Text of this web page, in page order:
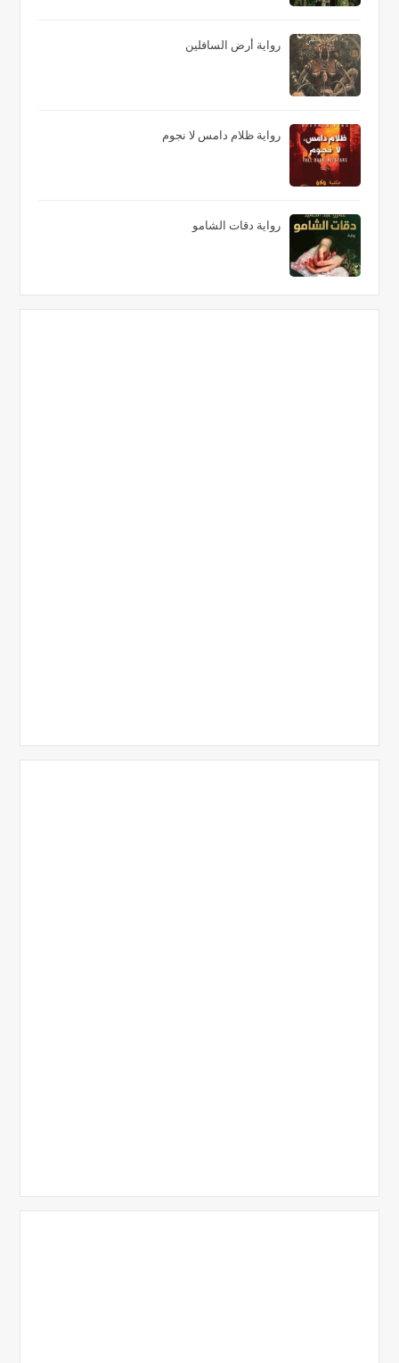
رواية أرض السافلين
رواية ظلام دامس لا نجوم
رواية دقات الشامو